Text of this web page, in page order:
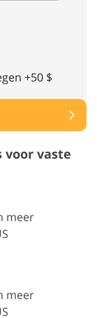
+50 $
voor vaste
meer
meer